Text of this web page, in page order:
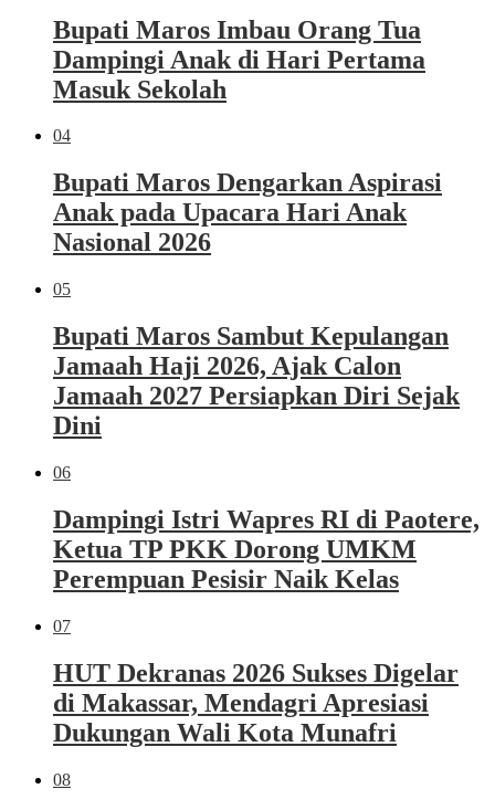
Bupati Maros Imbau Orang Tua
Dampingi Anak di Hari Pertama
Masuk Sekolah
04
Bupati Maros Dengarkan Aspirasi
Anak pada Upacara Hari Anak
Nasional 2026
05
Bupati Maros Sambut Kepulangan
Jamaah Haji 2026, Ajak Calon
Jamaah 2027 Persiapkan Diri Sejak
Dini
06
Dampingi Istri Wapres RI di Paotere,
Ketua TP PKK Dorong UMKM
Perempuan Pesisir Naik Kelas
07
HUT Dekranas 2026 Sukses Digelar
di Makassar, Mendagri Apresiasi
Dukungan Wali Kota Munafri
08